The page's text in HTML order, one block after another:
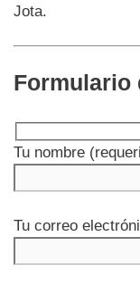
Jota.
Formulario
Tu nombre
Tu correo